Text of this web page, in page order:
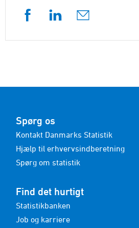
Spørg os
Kontakt Danmarks Statistik
Hjælp til erhvervsindberetning
Spørg om statistik
Find det hurtigt
Statistikbanken
Job og karriere